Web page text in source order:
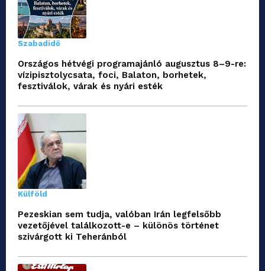
Szabadidő
Országos hétvégi programajánló augusztus 8–9-re:
vízipisztolycsata, foci, Balaton, borhetek,
fesztiválok, várak és nyári esték
Külföld
Pezeskian sem tudja, valóban Irán legfelsőbb
vezetőjével találkozott-e – különös történet
szivárgott ki Teheránból